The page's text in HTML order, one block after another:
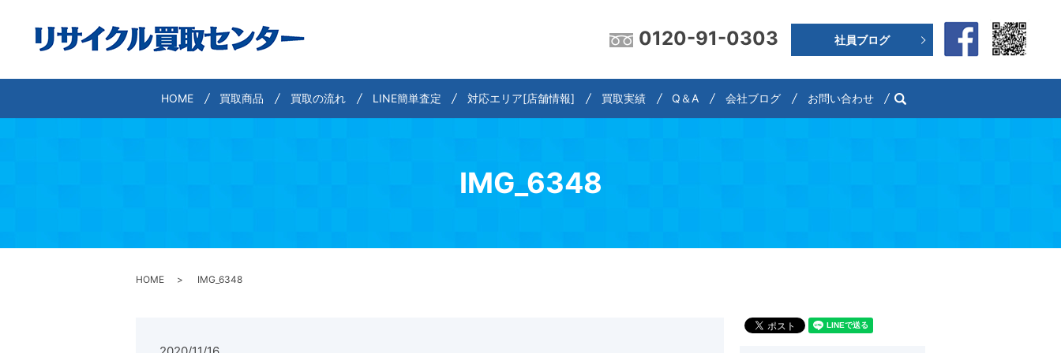
0120-91-0303
HOME 買取商品 買取の流れ LINE簡単査定 対応エリア[店舗情報] 買取実績 Q＆A 会社ブログ
社員ブログ
お問い合わせ search
IMG_6348
HOME IMG_6348